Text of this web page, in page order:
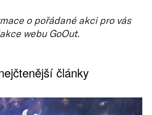
o pořádané akci pro vás
webu GoOut.
články